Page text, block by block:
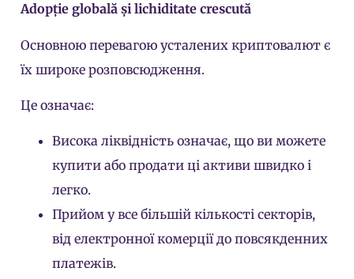
Adopție globală și lichiditate crescută
Основною перевагою усталених криптовалют є
їх широке розповсюдження.
Це означає:
Висока ліквідність означає, що ви можете
купити або продати ці активи швидко і
легко.
Прийом у все більшій кількості секторів,
від електронної комерції до повсякденних
платежів.